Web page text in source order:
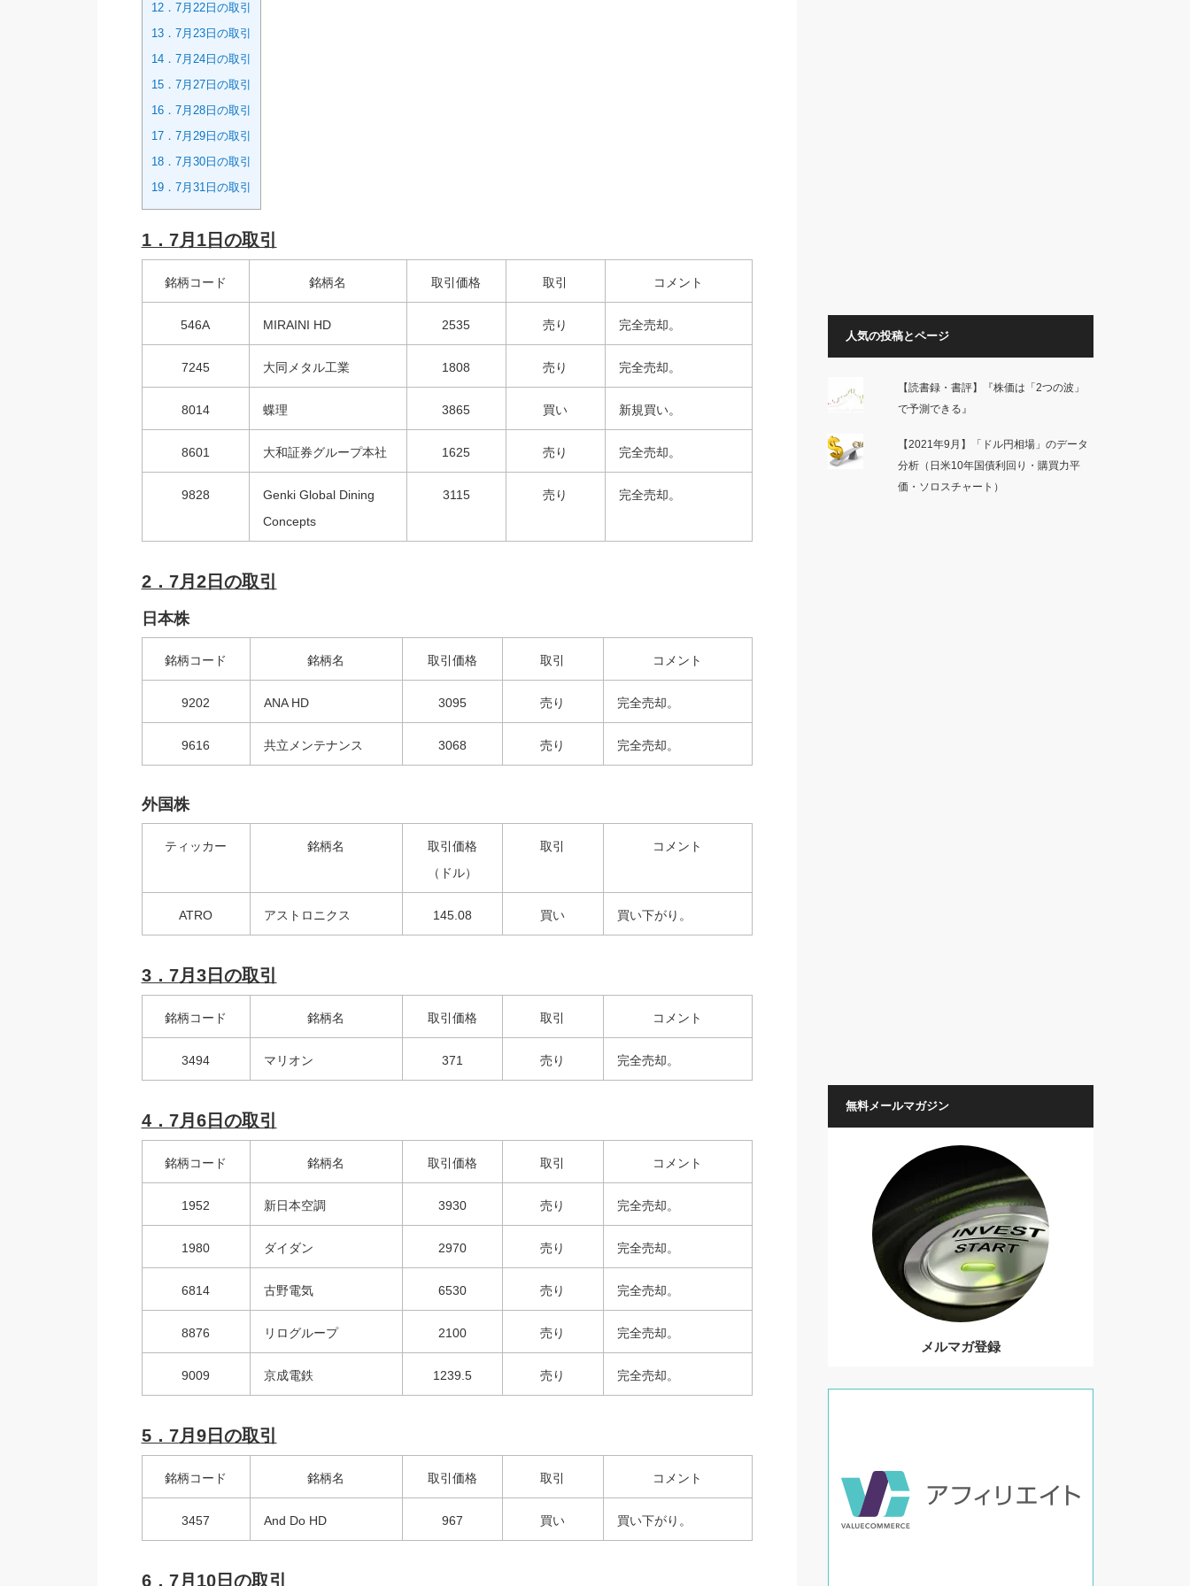
12．7月22日の取引
13．7月23日の取引
14．7月24日の取引
15．7月27日の取引
16．7月28日の取引
17．7月29日の取引
18．7月30日の取引
19．7月31日の取引
1．7月1日の取引
銘柄コード 銘柄名 取引価格 取引 コメント
546A MIRAINI HD 2535 売り 完全売却。
7245 大同メタル工業 1808 売り 完全売却。
8014 蝶理 3865 買い 新規買い。
8601 大和証券グループ本社 1625 売り 完全売却。
9828
Genki Global Dining
Concepts
3115 売り 完全売却。
2．7月2日の取引
日本株
銘柄コード 銘柄名 取引価格 取引 コメント
9202 ANA HD 3095 売り 完全売却。
9616 共立メンテナンス 3068 売り 完全売却。
外国株
ティッカー 銘柄名
取引価格
（ドル）
取引 コメント
ATRO アストロニクス 145.08 買い 買い下がり。
3．7月3日の取引
銘柄コード 銘柄名 取引価格 取引 コメント
3494 マリオン 371 売り 完全売却。
4．7月6日の取引
銘柄コード 銘柄名 取引価格 取引 コメント
1952 新日本空調 3930 売り 完全売却。
1980 ダイダン 2970 売り 完全売却。
6814 古野電気 6530 売り 完全売却。
8876 リログループ 2100 売り 完全売却。
9009 京成電鉄 1239.5 売り 完全売却。
5．7月9日の取引
銘柄コード 銘柄名 取引価格 取引 コメント
3457 And Do HD 967 買い 買い下がり。
6．7月10日の取引
人気の投稿とページ
【読書録・書評】『株価は「2つの波」
で予測できる』
【2021年9月】「ドル円相場」のデータ
分析（日米10年国債利回り・購買力平
価・ソロスチャート）
無料メールマガジン
メルマガ登録